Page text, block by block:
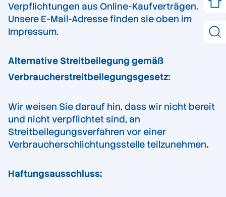
Verpflichtungen aus Online-Kaufverträgen.
Unsere E-Mail-Adresse finden sie oben im
Impressum.
Alternative Streitbeilegung gemäß
Verbraucherstreitbeilegungsgesetz:
Wir weisen Sie darauf hin, dass wir nicht bereit
und nicht verpflichtet sind, an
Streitbeilegungsverfahren vor einer
Verbraucherschlichtungsstelle teilzunehmen.
Haftungsausschluss: